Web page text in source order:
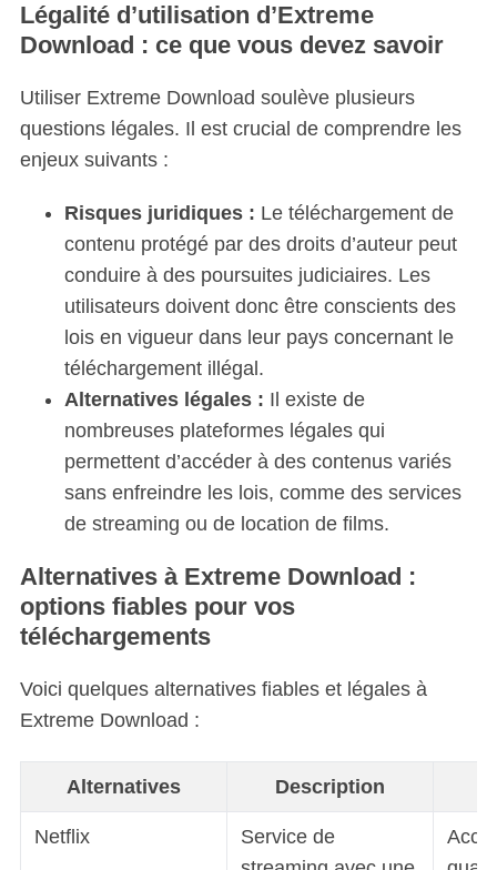
Légalité d’utilisation d’Extreme
Download : ce que vous devez savoir
Utiliser Extreme Download soulève plusieurs
questions légales. Il est crucial de comprendre les
enjeux suivants :
Risques juridiques : Le téléchargement de
contenu protégé par des droits d’auteur peut
conduire à des poursuites judiciaires. Les
utilisateurs doivent donc être conscients des
lois en vigueur dans leur pays concernant le
téléchargement illégal.
Alternatives légales : Il existe de
nombreuses plateformes légales qui
permettent d’accéder à des contenus variés
sans enfreindre les lois, comme des services
de streaming ou de location de films.
Alternatives à Extreme Download :
options fiables pour vos
téléchargements
Voici quelques alternatives fiables et légales à
Extreme Download :
Alternatives Description
Netflix
Service de